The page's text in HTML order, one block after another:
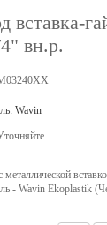
вставка-
вн.р.
Wavin
металлической
- Wavin Ekoplastik